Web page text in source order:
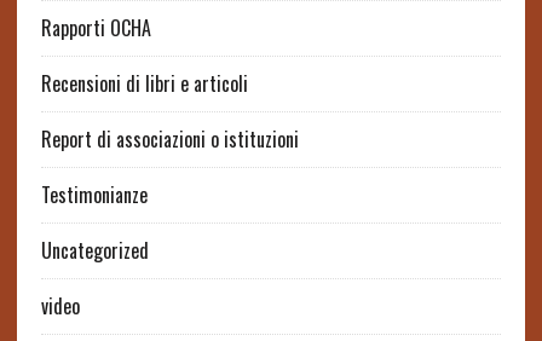
Rapporti OCHA
Recensioni di libri e articoli
Report di associazioni o istituzioni
Testimonianze
Uncategorized
video